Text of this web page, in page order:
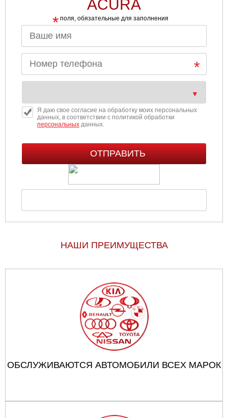
ACURA
* поля, обязательные для заполнения
Я даю свое согласие на обработку моих персональных
данных, в соответствии с политикой обработки
персональныхданных.
НАШИ ПРЕИМУЩЕСТВА
ОБСЛУЖИВАЮТСЯ АВТОМОБИЛИ ВСЕХ МАРОК